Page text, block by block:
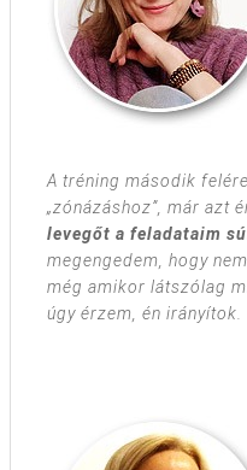
A tréning második
„zónázáshoz”, már azt
levegőt a feladataim
megengedem, hogy
még amikor látszólag
úgy érzem, én irányítok.